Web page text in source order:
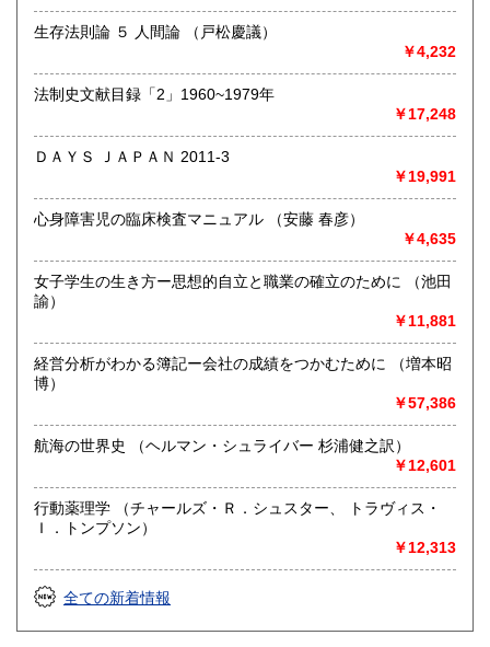
取り扱い分野
語国文、外国文学、古典籍、近代文献、趣味、外国書、サブ
カルチャー、古書一般（その他）
生存法則論 ５ 人間論 （戸松慶議）
￥4,232
法制史文献目録「2」1960~1979年
￥17,248
ＤＡＹＳ ＪＡＰＡＮ 2011-3
￥19,991
心身障害児の臨床検査マニュアル （安藤 春彦）
￥4,635
女子学生の生き方ー思想的自立と職業の確立のために （池田
諭）
￥11,881
経営分析がわかる簿記ー会社の成績をつかむために （増本昭
博）
￥57,386
航海の世界史 （ヘルマン・シュライバー 杉浦健之訳）
￥12,601
行動薬理学 （チャールズ・Ｒ．シュスター、 トラヴィス・
Ｉ．トンプソン）
￥12,313
全ての新着情報